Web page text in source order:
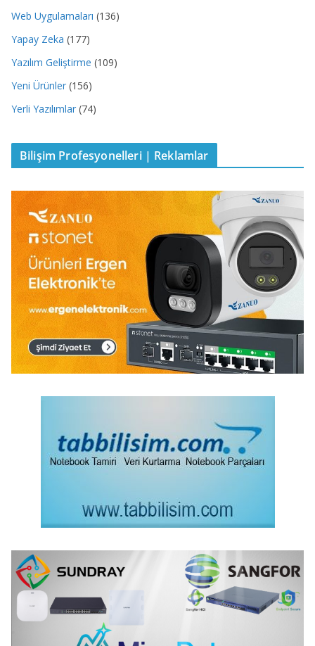
Web Uygulamaları (136)
Yapay Zeka (177)
Yazılım Geliştirme (109)
Yeni Ürünler (156)
Yerli Yazılımlar (74)
Bilişim Profesyonelleri | Reklamlar